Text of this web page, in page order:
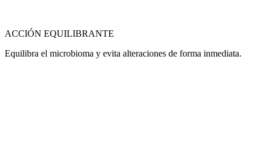
ACCIÓN EQUILIBRANTE
Equilibra el microbioma y evita alteraciones de forma inmediata.